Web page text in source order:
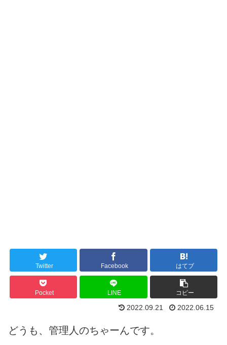
Twitter Facebook はてブ
Pocket LINE コピー
2022.09.21 2022.06.15
どうも、管理人のちゃーんです。